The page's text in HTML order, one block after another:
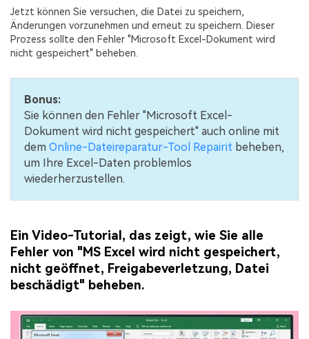
Jetzt können Sie versuchen, die Datei zu speichern,
Änderungen vorzunehmen und erneut zu speichern. Dieser
Prozess sollte den Fehler "Microsoft Excel-Dokument wird
nicht gespeichert" beheben.
Bonus:
Sie können den Fehler "Microsoft Excel-
Dokument wird nicht gespeichert" auch online mit
demOnline-Dateireparatur-Tool Repairit beheben,
um Ihre Excel-Daten problemlos
wiederherzustellen.
Ein Video-Tutorial, das zeigt, wie Sie alle
Fehler von "MS Excel wird nicht gespeichert,
nicht geöffnet, Freigabeverletzung, Datei
beschädigt" beheben.